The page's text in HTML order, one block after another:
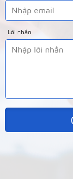
Lời nhắn